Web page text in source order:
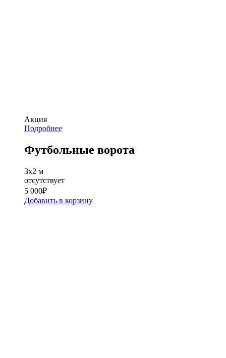
Акция
Подробнее
Футбольные ворота
3х2 м
отсутствует
5 000₽
Добавить в корзину